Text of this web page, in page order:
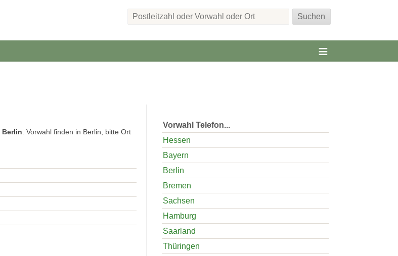
Berlin . Vorwahl finden in Berlin, bitte Ort
Vorwahl Telefon...
Hessen
Bayern
Berlin
Bremen
Sachsen
Hamburg
Saarland
Thüringen